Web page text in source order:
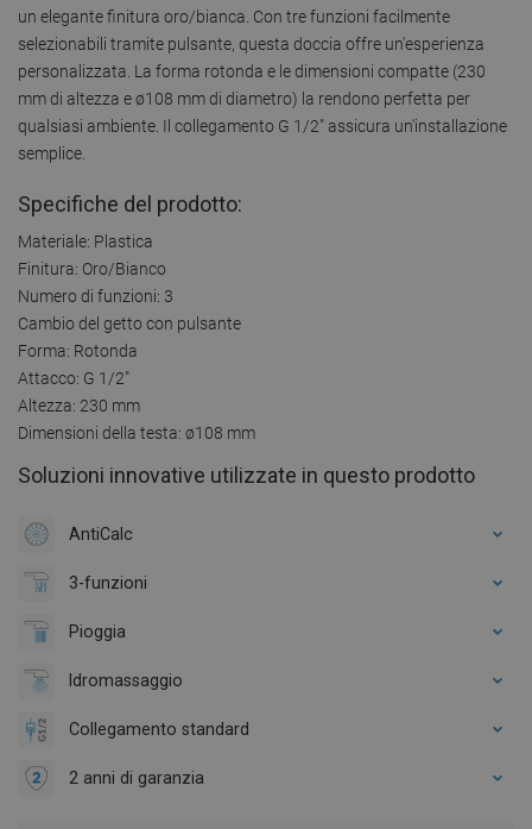
un elegante finitura oro/bianca. Con tre funzioni facilmente
selezionabili tramite pulsante, questa doccia offre un'esperienza
personalizzata. La forma rotonda e le dimensioni compatte (230
mm di altezza e ø108 mm di diametro) la rendono perfetta per
qualsiasi ambiente. Il collegamento G 1/2" assicura un'installazione
semplice.
Specifiche del prodotto:
Materiale: Plastica
Finitura: Oro/Bianco
Numero di funzioni: 3
Cambio del getto con pulsante
Forma: Rotonda
Attacco: G 1/2"
Altezza: 230 mm
Dimensioni della testa: ø108 mm
Soluzioni innovative utilizzate in questo prodotto
AntiCalc
3-funzioni
Pioggia
Idromassaggio
Collegamento standard
2 anni di garanzia